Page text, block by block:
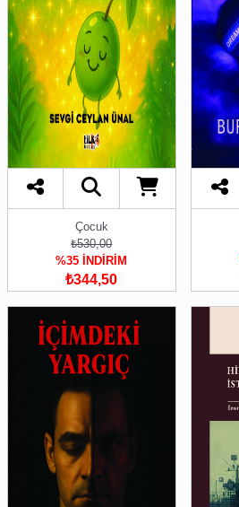
Çocuk
₺530,00
%35 İNDİRİM
₺344,50